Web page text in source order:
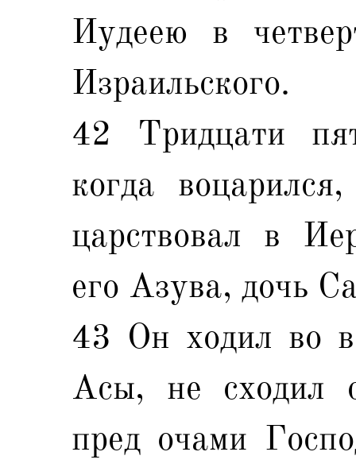
Иудеею в
Израильского.
42 Тридцати
когда
царствовал в
его Азува, дочь
43 Он ходил во
Асы, не сходил
пред очами